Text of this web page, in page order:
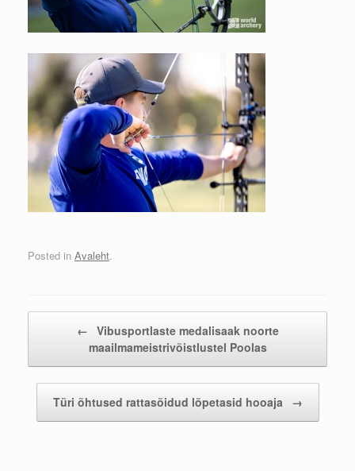
Posted in Avaleht.
← Vibusportlaste medalisaak noorte
maailmameistrivõistlustel Poolas
Türi õhtused rattasõidud lõpetasid hooaja →